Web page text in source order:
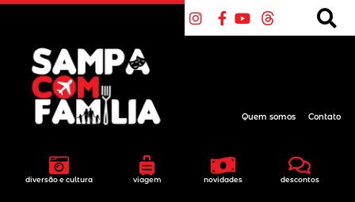
diversão e cultura viagem novidades descontos
Quem somos Contato